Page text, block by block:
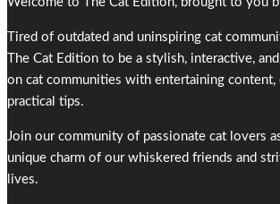
Tired of outdated and uninspiring cat
The Cat Edition to be a stylish, interactive,
on cat communities with entertaining content,
practical tips.
Join our community of passionate cat lovers
unique charm of our whiskered friends and
lives.